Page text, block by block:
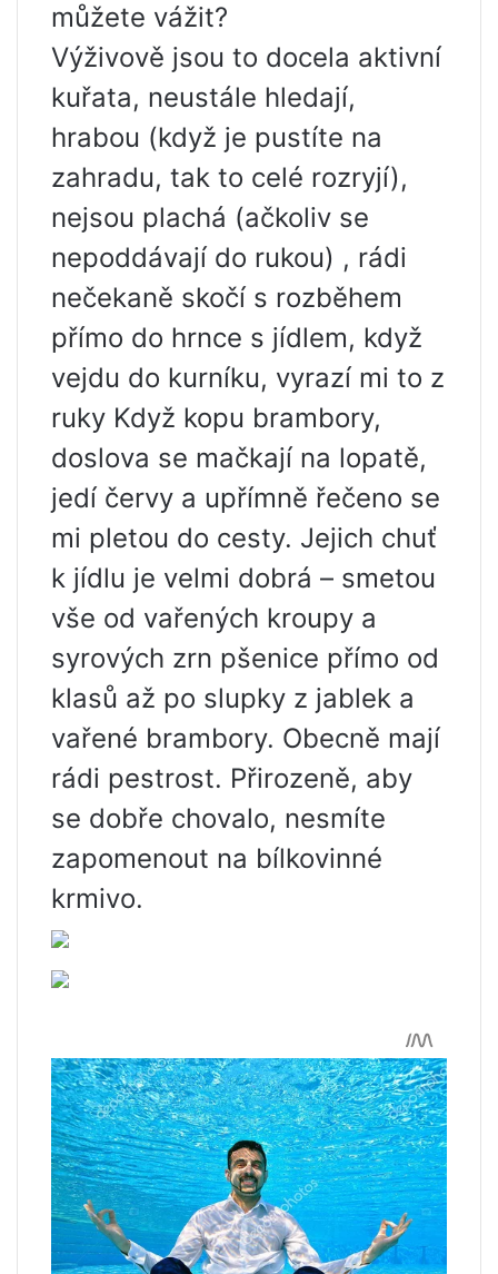
můžete vážit?
Výživově jsou to docela aktivní
kuřata, neustále hledají,
hrabou (když je pustíte na
zahradu, tak to celé rozryjí),
nejsou plachá (ačkoliv se
nepoddávají do rukou) , rádi
nečekaně skočí s rozběhem
přímo do hrnce s jídlem, když
vejdu do kurníku, vyrazí mi to z
ruky Když kopu brambory,
doslova se mačkají na lopatě,
jedí červy a upřímně řečeno se
mi pletou do cesty. Jejich chuť
k jídlu je velmi dobrá – smetou
vše od vařených kroupy a
syrových zrn pšenice přímo od
klasů až po slupky z jablek a
vařené brambory. Obecně mají
rádi pestrost. Přirozeně, aby
se dobře chovalo, nesmíte
zapomenout na bílkovinné
krmivo.